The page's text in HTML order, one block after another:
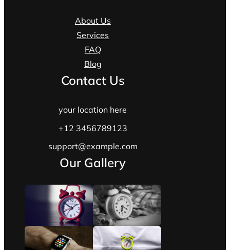
About Us
Services
FAQ
Blog
Contact Us
your location here
+12 3456789123
support@example.com
Our Gallery